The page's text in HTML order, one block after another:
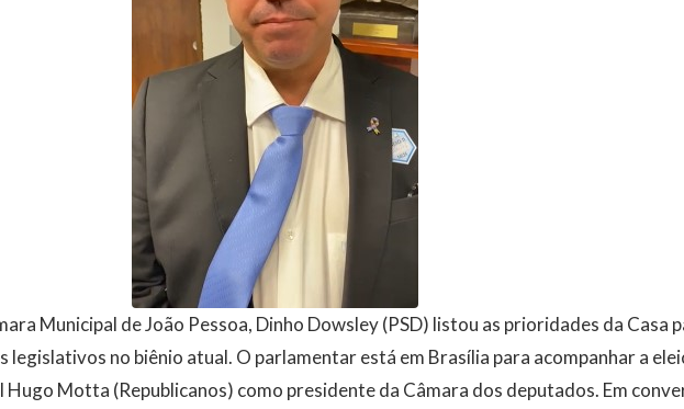
Municipal de João Pessoa, Dinho Dowsley (PSD) listou as prioridades da Casa
legislativos no biênio atual. O parlamentar está em Brasília para acompanhar a
Motta (Republicanos) como presidente da Câmara dos deputados. Em